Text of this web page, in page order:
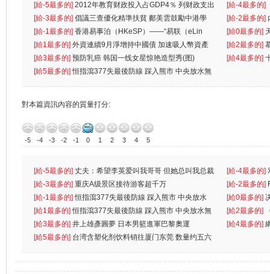
[給-5最多的] 2012年教育财政投入占GDP4％ 列财政支出
首位
[給-4最多的]
一
[給-3最多的] 倡議三查優化精準扶貧 鄺美雲鼓勵中港學
生
[給-2最多的]
人
[給-1最多的] 香港易事泊（HKeSP）——“易联（eLin
k）”项目
[給0最多的]
[給1最多的] 外資連續9月淨增持中國債 加速吸人幣資產 [給2最多的]
[給3最多的] 预防乳癌 韩国一线女星惊艳造型秀(图) [給4最多的]
[給5最多的]恒指瀉377失最後防線 踩入熊市 中央放水無
對本篇資訊內容的質量打分:
-5 -4 -3 -2 -1 0 1 2 3 4 5
[給-5最多的] 丈夫：希望李英爱叫我哥哥 但她总叫我总裁
先
[給-4最多的]
离
[給-3最多的] 重庆A级景区接待游客超千万 [給-2最多的]
[給-1最多的]恒指瀉377失最後防線 踩入熊市 中央放水
無
[給0最多的]
[給1最多的]恒指瀉377失最後防線 踩入熊市 中央放水無 [給2最多的]
[給3最多的] 井上雄彥圓夢 日本男籃進軍巴黎奧運 [給4最多的]
[給5最多的] 台湾含塑化剂饮料销往厦门东莞 数量约五六